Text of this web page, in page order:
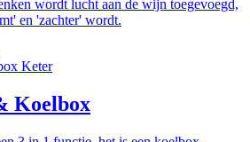
wordt lucht aan de wijn toegevoegd,
en 'zachter' wordt.
Keter
Koelbox